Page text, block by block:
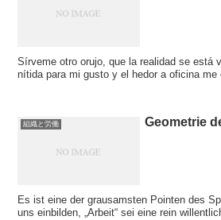
Sírveme otro orujo, que la realidad se está
nítida para mi gusto y el hedor a oficina me
組織と労働 Geometrie
Es ist eine der grausamsten Pointen des
uns einbilden, „Arbeit“ sei eine rein